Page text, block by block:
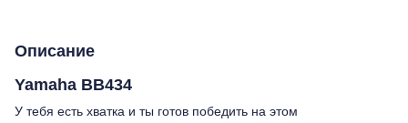
Описание
Yamaha BB434
У тебя есть хватка и ты готов победить на этом